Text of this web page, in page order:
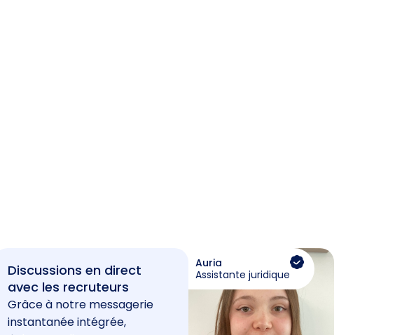
Discussions en direct
avec les recruteurs
Grâce à notre messagerie
instantanée intégrée,
Auria
Assistante juridique